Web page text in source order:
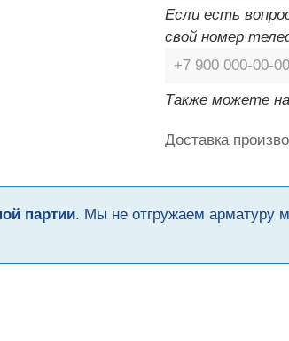
Если есть
свой номер
Также можете
Доставка
партии. Мы не отгружаем арматуру